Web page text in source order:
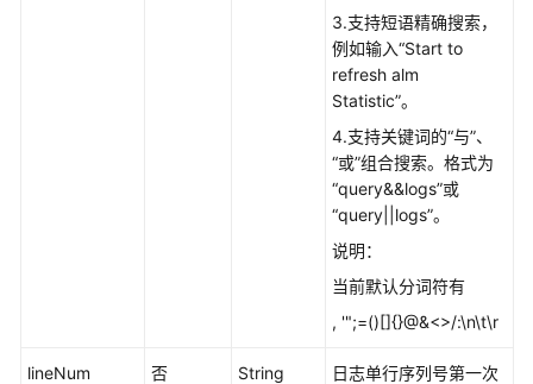
南
3.支持短语精确搜索，
例如输入“Start to
refresh alm
Statistic”。
4.支持关键词的“与”、
“或”组合搜索。格式为
“query&&logs”或
“query||logs”。
说明：
当前默认分词符有
, '";=()[]{}@&<>/:\n\t\r
lineNum 否 String 日志单行序列号第一次